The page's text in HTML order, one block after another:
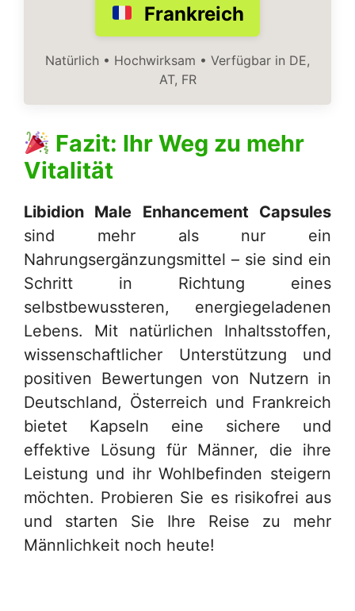
Frankreich
Natürlich • Hochwirksam • Verfügbar in DE,
AT, FR
Fazit: Ihr Weg zu mehr
Vitalität
Libidion Male Enhancement Capsules
sind mehr als nur ein
Nahrungsergänzungsmittel – sie sind ein
Schritt in Richtung eines
selbstbewussteren, energiegeladenen
Lebens. Mit natürlichen Inhaltsstoffen,
wissenschaftlicher Unterstützung und
positiven Bewertungen von Nutzern in
Deutschland, Österreich und Frankreich
bietet Kapseln eine sichere und
effektive Lösung für Männer, die ihre
Leistung und ihr Wohlbefinden steigern
möchten. Probieren Sie es risikofrei aus
und starten Sie Ihre Reise zu mehr
Männlichkeit noch heute!